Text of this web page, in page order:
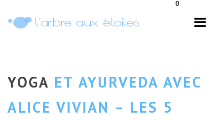
0
YOGA ET AYURVEDA AVEC
ALICE VIVIAN – LES 5